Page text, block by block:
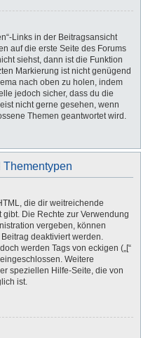
Links in der Beitragsansicht
auf die erste Seite des Forums
siehst, dann ist die Funktion
Markierung ist nicht genügend
nach oben zu holen, indem
jedoch sicher, dass du die
nicht gerne gesehen, wenn
Themen geantwortet wird.
Thementypen
die dir weitreichende
Die Rechte zur Verwendung
vergeben, können
deaktiviert werden.
werden Tags von eckigen („[“
eingeschlossen. Weitere
speziellen Hilfe-Seite, die von
ist.